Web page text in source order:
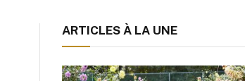
ARTICLES À LA UNE